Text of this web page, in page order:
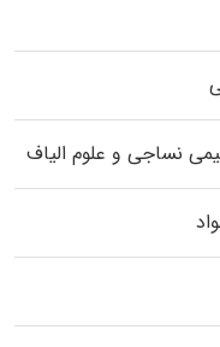
نساجی و علوم الیاف